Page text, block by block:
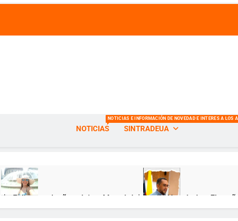
NOTICIAS
NOTICIAS E INFORMACIÓN DE NOVEDAD E INTERES A LOS
SINTRADEUA
🎂 ¡Feliz cumpleaños, Jeimy Munzón! 🎂
12 Meses Atrás
Danilo Hernández: El
12 Meses Atrás